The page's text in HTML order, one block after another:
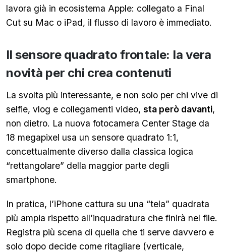
lavora già in ecosistema Apple: collegato a Final
Cut su Mac o iPad, il flusso di lavoro è immediato.
Il sensore quadrato frontale: la vera
novità per chi crea contenuti
La svolta più interessante, e non solo per chi vive di
selfie, vlog e collegamenti video, sta però davanti,
non dietro. La nuova fotocamera Center Stage da
18 megapixel usa un sensore quadrato 1:1,
concettualmente diverso dalla classica logica
“rettangolare” della maggior parte degli
smartphone.
In pratica, l’iPhone cattura su una “tela” quadrata
più ampia rispetto all’inquadratura che finirà nel file.
Registra più scena di quella che ti serve davvero e
solo dopo decide come ritagliare (verticale,